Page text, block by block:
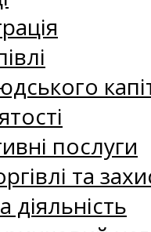
послуги
та
діяльність